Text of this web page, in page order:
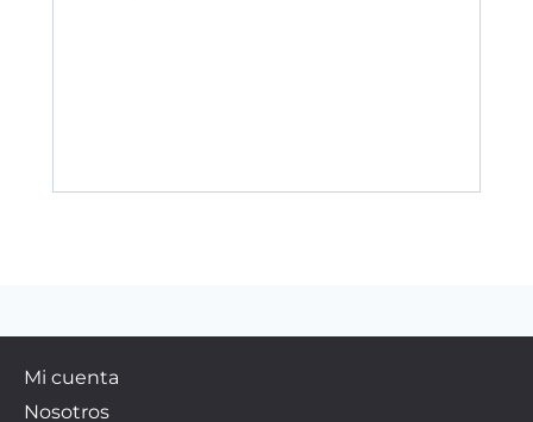
Mi cuenta
Nosotros